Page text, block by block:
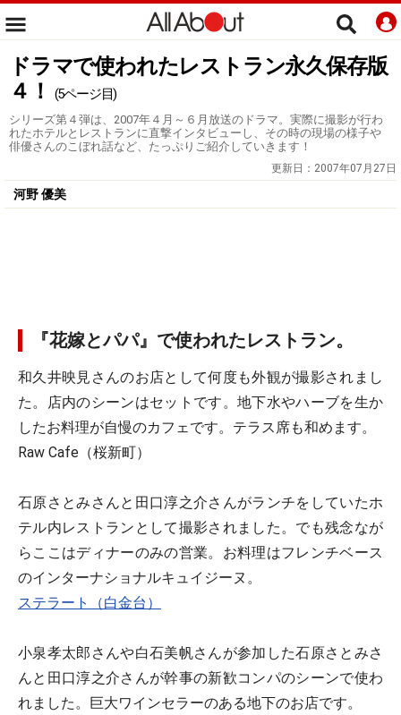
ドラマで使われたレストラン永久保存版
４！
(5ページ目)
シリーズ第４弾は、2007年４月～６月放送のドラマ。実際に撮影が行わ
れたホテルとレストランに直撃インタビューし、その時の現場の様子や
俳優さんのこぼれ話など、たっぷりご紹介していきます！
更新日： 2007年07月27日
河野 優美
『花嫁とパパ』で使われたレストラン。
和久井映見さんのお店として何度も外観が撮影されまし
た。店内のシーンはセットです。地下水やハーブを生か
したお料理が自慢のカフェです。テラス席も和めます。
Raw Cafe（桜新町）
石原さとみさんと田口淳之介さんがランチをしていたホ
テル内レストランとして撮影されました。でも残念なが
らここはディナーのみの営業。お料理はフレンチベース
のインターナショナルキュイジーヌ。
ステラート（白金台）
小泉孝太郎さんや白石美帆さんが参加した石原さとみさ
んと田口淳之介さんが幹事の新歓コンパのシーンで使わ
れました。巨大ワインセラーのある地下のお店です。